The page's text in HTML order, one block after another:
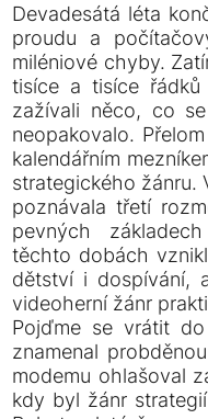
Devadesátá léta
proudu a
miléniové chyby.
tisíce a tisíce
zažívali něco, co
neopakovalo.
kalendářním
strategického žánru.
poznávala třetí
pevných
těchto dobách
dětství i dospívání,
videoherní žánr
Pojďme se vrátit
znamenal
modemu ohlašoval
kdy byl žánr